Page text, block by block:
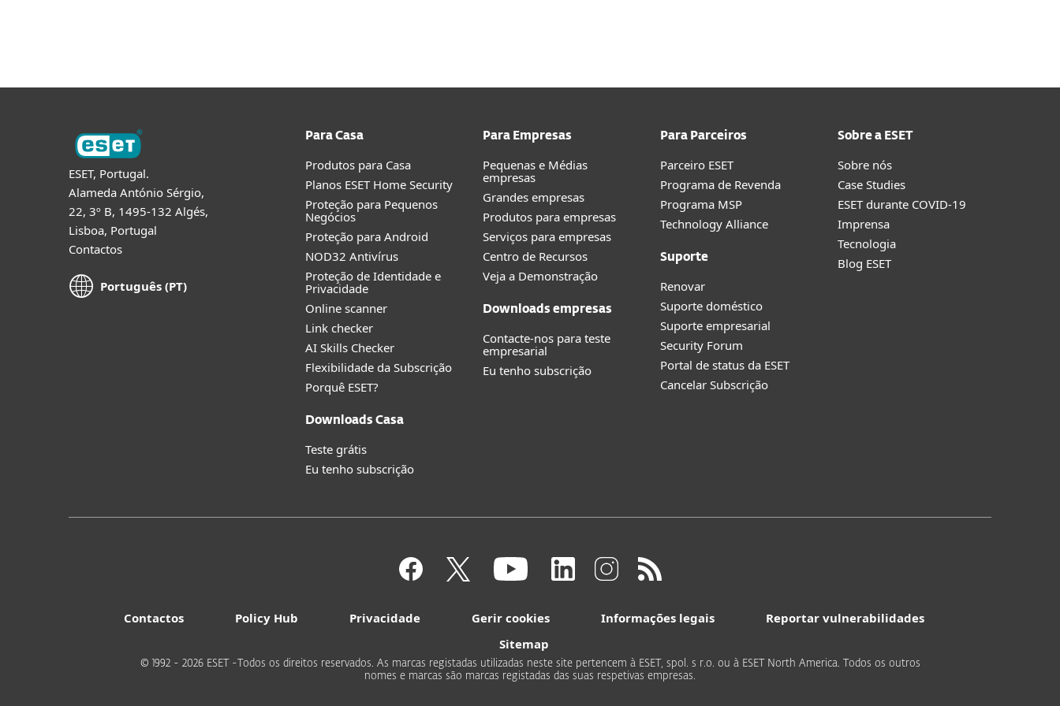
ESET, Portugal.
Alameda António Sérgio,
22, 3º B, 1495-132 Algés,
Lisboa, Portugal
Contactos
Português (PT)
Para Casa
Produtos para Casa
Planos ESET Home Security
Proteção para Pequenos
Negócios
Proteção para Android
NOD32 Antivírus
Proteção de Identidade e
Privacidade
Online scanner
Link checker
AI Skills Checker
Flexibilidade da Subscrição
Porquê ESET?
Downloads Casa
Teste grátis
Eu tenho subscrição
Para Empresas
Pequenas e Médias
empresas
Grandes empresas
Produtos para empresas
Serviços para empresas
Centro de Recursos
Veja a Demonstração
Downloads empresas
Contacte-nos para teste
empresarial
Eu tenho subscrição
Para Parceiros
Parceiro ESET
Programa de Revenda
Programa MSP
Technology Alliance
Suporte
Renovar
Suporte doméstico
Suporte empresarial
Security Forum
Portal de status da ESET
Cancelar Subscrição
Sobre a ESET
Sobre nós
Case Studies
ESET durante COVID-19
Imprensa
Tecnologia
Blog ESET
Contactos Policy Hub Privacidade Gerir cookies Informações legais
Reportar vulnerabilidades
Sitemap
© 1992 - 2026 ESET -Todos os direitos reservados. As marcas registadas utilizadas neste site pertencem à ESET, spol. s r.o. ou à ESET North America. Todos os outros
nomes e marcas são marcas registadas das suas respetivas empresas.